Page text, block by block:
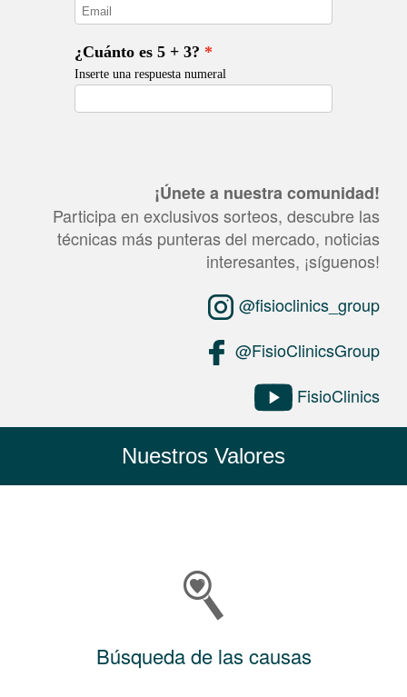
¡Únete a nuestra comunidad!
Participa en exclusivos sorteos, descubre las
técnicas más punteras del mercado, noticias
interesantes, ¡síguenos!
@fisioclinics_group
@FisioClinicsGroup
FisioClinics
Nuestros Valores
Búsqueda de las causas